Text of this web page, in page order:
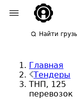
Найти
Главная
Тендеры
ТНП, 125
перевозок